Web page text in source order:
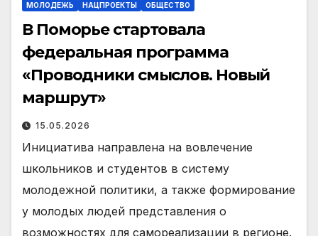
МОЛОДЕЖЬ НАЦПРОЕКТЫ ОБЩЕСТВО
В Поморье стартовала
федеральная программа
«Проводники смыслов. Новый
маршрут»
15.05.2026
Инициатива направлена на вовлечение
школьников и студентов в систему
молодежной политики, а также формирование
у молодых людей представления о
возможностях для самореализации в регионе.